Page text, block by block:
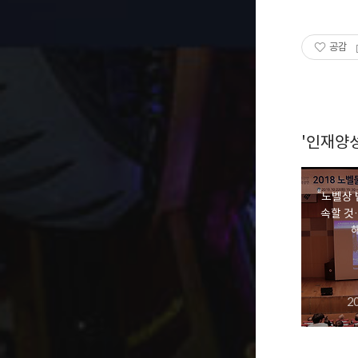
공감
'인재양
“노벨상
속할